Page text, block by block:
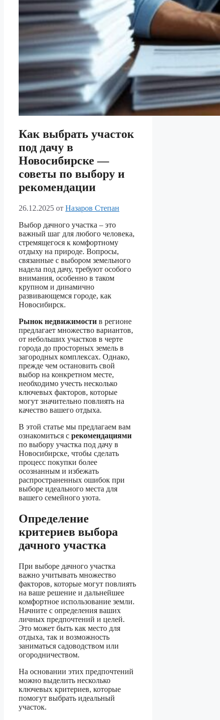
Как выбрать участок
под дачу в
Новосибирске —
советы по выбору и
рекомендации
26.12.2025 от Назаров Степан
Выбор дачного участка – это
важный шаг для любого человека,
стремящегося к комфортному
отдыху на природе. Вопросы,
связанные с выбором земельного
надела под дачу, требуют особого
внимания, особенно в таком
крупном и динамично
развивающемся городе, как
Новосибирск.
Рынок недвижимости в регионе
предлагает множество вариантов,
от небольших участков в черте
города до просторных земель в
загородных комплексах. Однако,
прежде чем остановить свой
выбор на конкретном месте,
необходимо учесть несколько
ключевых факторов, которые
могут значительно повлиять на
качество вашего отдыха.
В этой статье мы предлагаем вам
ознакомиться с рекомендациями
по выбору участка под дачу в
Новосибирске, чтобы сделать
процесс покупки более
осознанным и избежать
распространенных ошибок при
выборе идеального места для
вашего семейного уюта.
Определение
критериев выбора
дачного участка
При выборе дачного участка
важно учитывать множество
факторов, которые могут повлиять
на ваше решение и дальнейшее
комфортное использование земли.
Начните с определения ваших
личных предпочтений и целей.
Это может быть как место для
отдыха, так и возможность
заниматься садоводством или
огородничеством.
На основании этих предпочтений
можно выделить несколько
ключевых критериев, которые
помогут выбрать идеальный
участок.